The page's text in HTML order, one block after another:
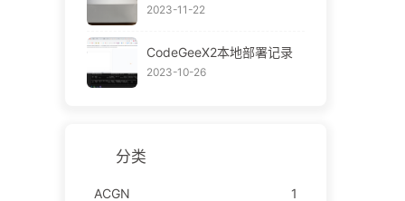
2023-11-22
CodeGeeX2本地部署记录
2023-10-26
分类
ACGN 1